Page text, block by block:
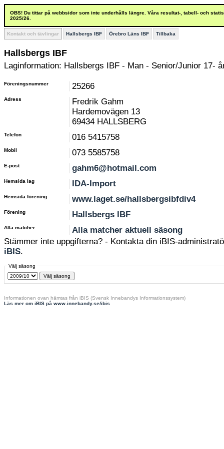
OBS! Du tittar på webbsidor som inte underhålls längre. Våra resultat-, tabell- och
2025/26.
Kontakt och tävlingar Hallsbergs IBF Örebro Läns IBF Tillbaka
Hallsbergs IBF
Laginformation: Hallsbergs IBF - Man - Senior/Junior 17-
Föreningsnummer 25266
Adress
Fredrik Gahm
Hardemovägen 13
69434 HALLSBERG
Telefon 016 5415758
Mobil 073 5585758
E-post gahm6@hotmail.com
Hemsida lag IDA-Import
Hemsida förening www.laget.se/hallsbergsibfdiv4
Förening Hallsbergs IBF
Alla matcher
Alla matcher aktuell säsong
Stämmer inte uppgifterna? - Kontakta din iBIS-
iBIS.
Välj säsong
Informationen ovan hämtas från iBIS (Svensk Innebandys Informationssystem)
Läs mer om iBIS på www.innebandy.se/ibis